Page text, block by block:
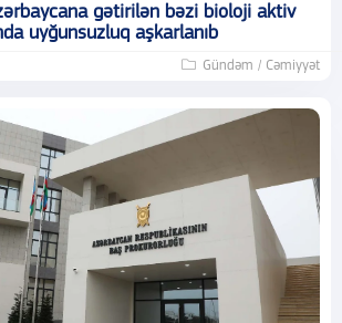
gətirilən bəzi bioloji aktiv
uyğunsuzluq aşkarlanıb
Gündəm / Cəmiyyət